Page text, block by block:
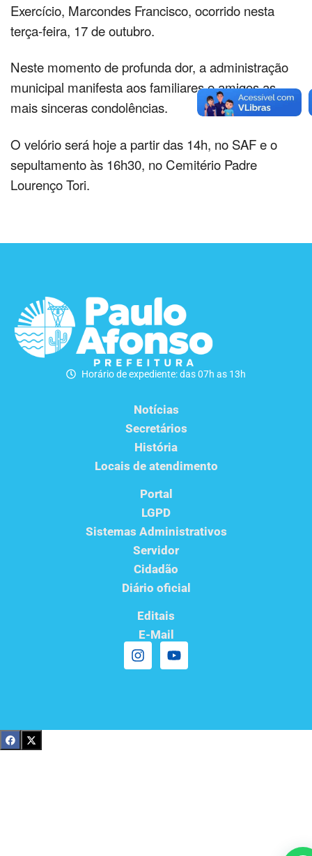
Exercício, Marcondes Francisco, ocorrido nesta
terça-feira, 17 de outubro.
Neste momento de profunda dor, a administração
municipal manifesta aos familiares e amigos as
mais sinceras condolências.
O velório será hoje a partir das 14h, no SAF e o
sepultamento às 16h30, no Cemitério Padre
Lourenço Tori.
Horário de expediente: das 07h as 13h
Notícias
Secretários
História
Locais de atendimento
Portal
LGPD
Sistemas Administrativos
Servidor
Cidadão
Diário oficial
Editais
E-Mail